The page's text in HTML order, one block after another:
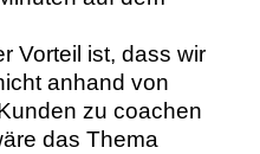
Vorteil ist, dass wir
anhand von
zu coachen
das Thema